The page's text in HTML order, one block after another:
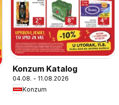
Konzum Katalog
04.08. - 11.08.2026
Konzum